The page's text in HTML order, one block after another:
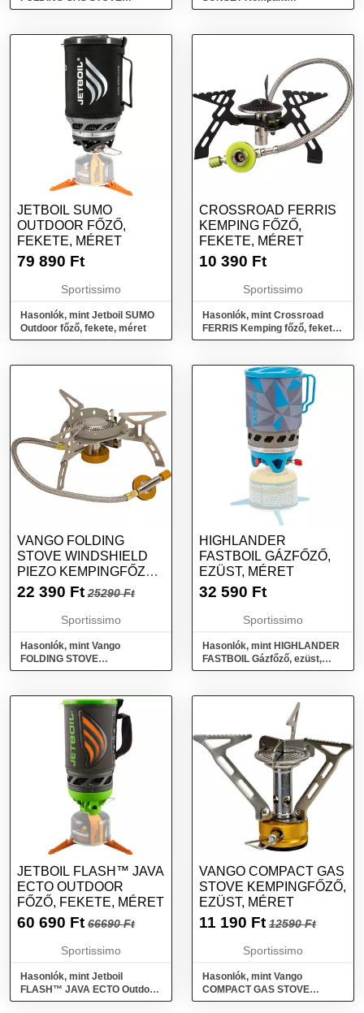
Túrafőző, ezüst, méret
kempingfőző, narancssárga,
JETBOIL SUMO
OUTDOOR FŐZŐ,
FEKETE, MÉRET
79 890 Ft
Sportissimo
Hasonlók, mint Jetboil SUMO
Outdoor főző, fekete, méret
CROSSROAD FERRIS
KEMPING FŐZŐ,
FEKETE, MÉRET
10 390 Ft
Sportissimo
Hasonlók, mint Crossroad
FERRIS Kemping főző, fekete,
méret
VANGO FOLDING
STOVE WINDSHIELD
PIEZO KEMPINGFŐZŐ
SZÉLFOGÓVAL, EZÜST,
22 390 Ft 25290 Ft
Sportissimo
Hasonlók, mint Vango
FOLDING STOVE
WINDSHIELD PIEZO
ezüst, méret
HIGHLANDER
FASTBOIL GÁZFŐZŐ,
EZÜST, MÉRET
32 590 Ft
Sportissimo
Hasonlók, mint HIGHLANDER
FASTBOIL Gázfőző, ezüst,
méret
JETBOIL FLASH™ JAVA
ECTO OUTDOOR
FŐZŐ, FEKETE, MÉRET
60 690 Ft 66690 Ft
Sportissimo
Hasonlók, mint Jetboil
FLASH™ JAVA ECTO Outdoor
főző, fekete, méret
VANGO COMPACT GAS
STOVE KEMPINGFŐZŐ,
EZÜST, MÉRET
11 190 Ft 12590 Ft
Sportissimo
Hasonlók, mint Vango
COMPACT GAS STOVE
Kempingfőző, ezüst, méret